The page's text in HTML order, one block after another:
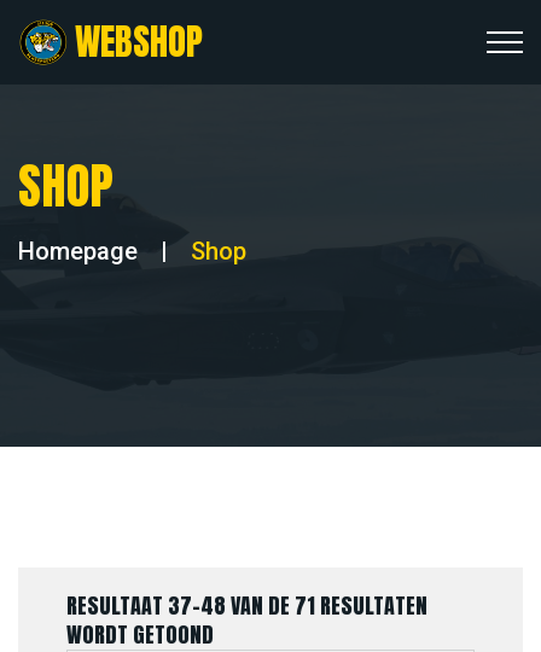
WEBSHOP
SHOP
Homepage | Shop
RESULTAAT 37–48 VAN DE 71 RESULTATEN
WORDT GETOOND